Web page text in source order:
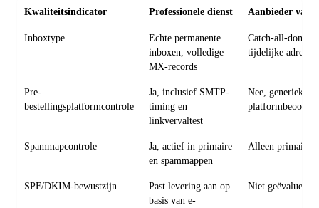
Kwaliteitsindicator Professionele dienst Aanbieder van
Inboxtype
Echte permanente
inboxen, volledige
MX-records
Catch-all-
tijdelijke
Pre-
bestellingsplatformcontrole
Ja, inclusief SMTP-
timing en
linkvervaltest
Nee, generieke
Spammapcontrole
Ja, actief in primaire
en spammappen
Alleen primaire
SPF/DKIM-bewustzijn
Past levering aan op
basis van e-
Niet geëvalueerd